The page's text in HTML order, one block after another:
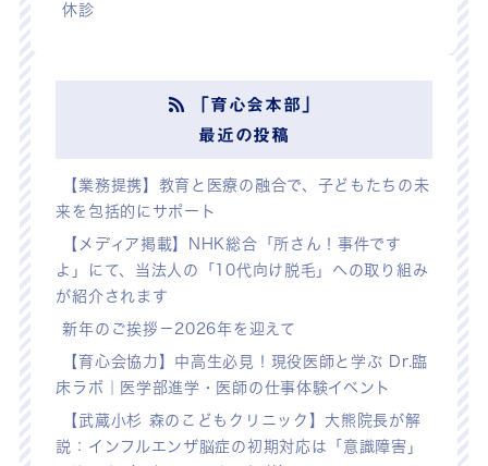
休診
「育心会本部」
最近の投稿
【業務提携】教育と医療の融合で、子どもたちの未
来を包括的にサポート
【メディア掲載】NHK総合「所さん！事件です
よ」にて、当法人の「10代向け脱毛」への取り組み
が紹介されます
新年のご挨拶－2026年を迎えて
【育心会協力】中高生必見！現役医師と学ぶ Dr.臨
床ラボ｜医学部進学・医師の仕事体験イベント
【武蔵小杉 森のこどもクリニック】大熊院長が解
説：インフルエンザ脳症の初期対応は「意識障害」